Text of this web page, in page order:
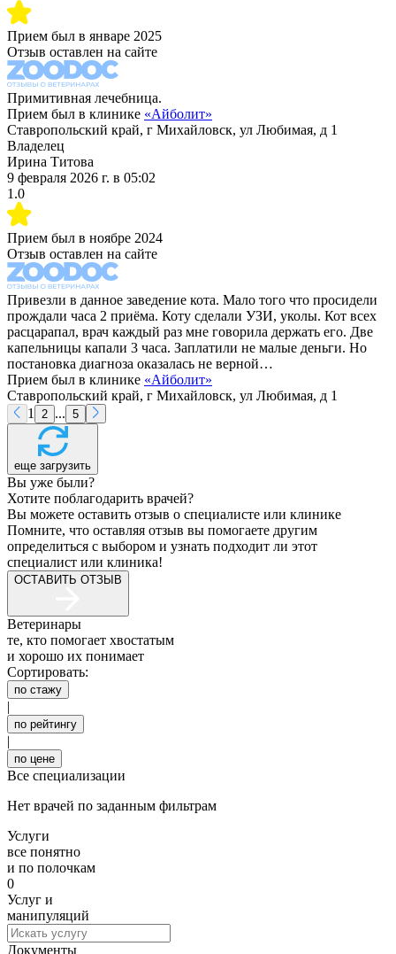
Прием был в январе 2025
Отзыв оставлен на сайте
Примитивная лечебница.
Прием был в клинике «Айболит»
Ставропольский край, г Михайловск, ул Любимая, д 1
Владелец
Ирина Титова
9 февраля 2026 г. в 05:02
1.0
Прием был в ноябре 2024
Отзыв оставлен на сайте
Привезли в данное заведение кота. Мало того что просидели
прождали часа 2 приёма. Коту сделали УЗИ, уколы. Кот всех
расцарапал, врач каждый раз мне говорила держать его. Две
капельницы капали 3 часа. Заплатили не малые деньги. Но
постановка диагноза оказалась не верной…
Прием был в клинике «Айболит»
Ставропольский край, г Михайловск, ул Любимая, д 1
1
2 ... 5
еще загрузить
Вы уже были?
Хотите поблагодарить врачей?
Вы можете оставить отзыв о специалисте или клинике
Помните, что оставляя отзыв вы помогаете другим
определиться с выбором и узнать подходит ли этот
специалист или клиника!
ОСТАВИТЬ ОТЗЫВ
Ветеринары
те, кто помогает хвостатым
и хорошо их понимает
Сортировать:
по стажу
|
по рейтингу
|
по цене
Все специализации
Нет врачей по заданным фильтрам
Услуги
все понятно
и по полочкам
0
Услуг и
манипуляций
Документы